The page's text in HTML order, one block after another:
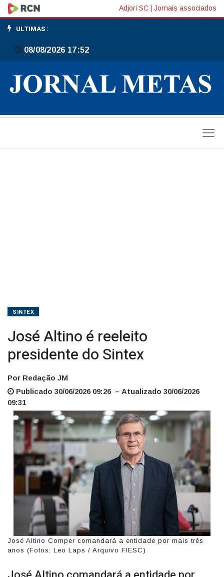
José
Altino
é
reeleito
presidente
do
Adjori SC Jornais associados
ULTIMAS :
08/08/2026 17:52
SINTEX
José Altino é reeleito
presidente do Sintex
Por Redação JM
Publicado 30/06/2026 09:26 – Atualizado 30/06/2026
09:31
José Altino Comper comandará a entidade por mais três
anos (Fotos: Leo Laps / Arquivo FIESC)